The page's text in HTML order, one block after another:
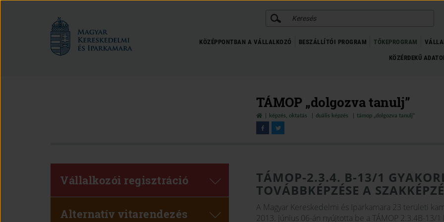
Magyar
Kereskedelmi
és
Iparkamara
KERESÉS
KÖZÉPPONTBAN A VÁLLALKOZÓ BESZÁLLÍTÓI PROGRAM TŐKEPROGRAM
KÖZÉRDEKŰ
TÁMOP „dolgozva tanulj”
képzés, oktatás duális képzés támop „dolgozva tanulj”
Vállalkozói regisztráció
Alternatív vitarendezés
TÁMOP-2.3.4. B-13/1
TOVÁBBKÉPZÉSE A
A Magyar Kereskedelmi és Iparkamara 23 területi
2013. június 06-án nyújtotta be a TÁMOP 2.3.4B-13/